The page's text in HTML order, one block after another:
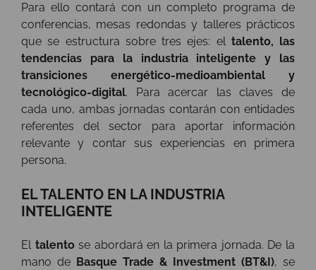
Para ello contará con un completo programa de
conferencias, mesas redondas y talleres prácticos
que se estructura sobre tres ejes: el talento, las
tendencias para la industria inteligente y las
transiciones energético-medioambiental y
tecnológico-digital. Para acercar las claves de
cada uno, ambas jornadas contarán con entidades
referentes del sector para aportar información
relevante y contar sus experiencias en primera
persona.
EL TALENTO EN LA INDUSTRIA
INTELIGENTE
El talentose abordará en la primera jornada. De la
mano de Basque Trade & Investment (BT&I), se